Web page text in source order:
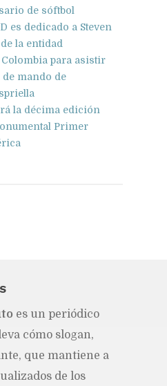
de sóftbol
es dedicado a Steven
la entidad
para asistir
mando de
la décima edición
Primer
»
llega a Colombia
a la transmisión de
Abelardo de la
es un pe­rió­di­co
cómo slo­gan,
que man­tie­ne a
de los